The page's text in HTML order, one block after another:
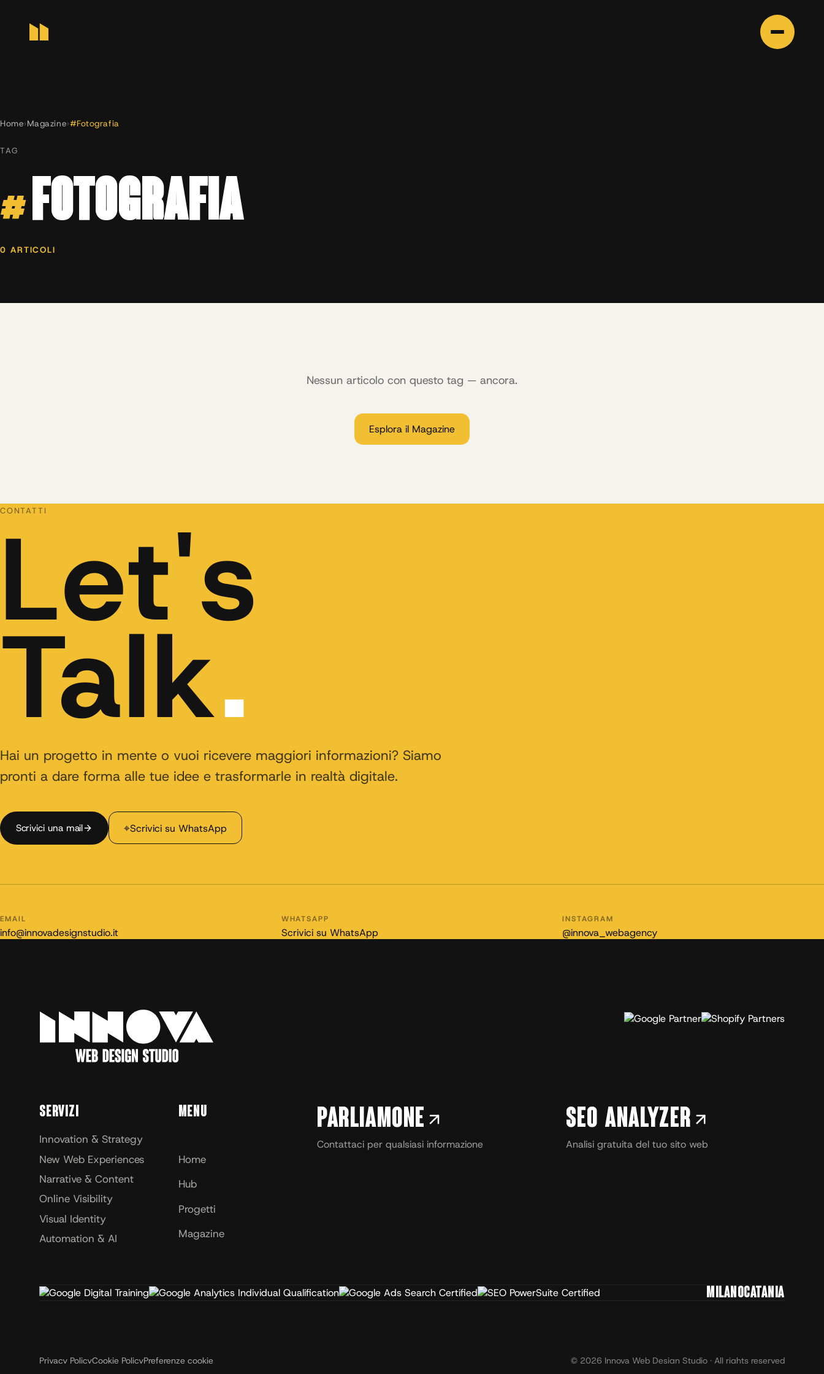
Home›Magazine›#Fotografia
TAG
# FOTOGRAFIA
0 ARTICOLI
Nessun articolo con questo tag — ancora.
Esplora il Magazine
CONTATTI
Let's
Talk.
Hai un progetto in mente o vuoi ricevere maggiori informazioni? Siamo
pronti a dare forma alle tue idee e trasformarle in realtà digitale.
Scrivici una mail ⌖Scrivici su WhatsApp
EMAIL
info@innovadesignstudio.it
WHATSAPP
Scrivici su WhatsApp
INSTAGRAM
@innova_webagency
Servizi
Innovation & Strategy
New Web Experiences
Narrative & Content
Online Visibility
Visual Identity
Automation & AI
Menu
Home
Hub
Progetti
Magazine
Parliamone
Contattaci per qualsiasi informazione
SEO Analyzer
Analisi gratuita del tuo sito web
MILANOCATANIA
Privacy PolicyCookie PolicyPreferenze cookie © 2026 Innova Web Design Studio · All rights reserved